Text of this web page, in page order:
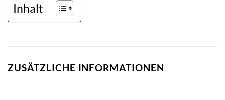
Inhalt
ZUSÄTZLICHE INFORMATIONEN